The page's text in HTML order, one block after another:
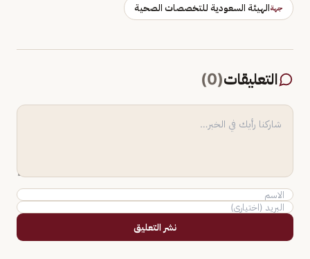
جهةالهيئة السعودية للتخصصات الصحية
التعليقات(
0
)
نشر التعليق